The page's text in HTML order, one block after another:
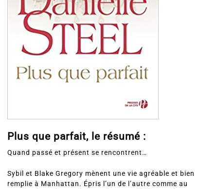
Plus que parfait, le résumé :
Quand passé et présent se rencontrent…
Sybil et Blake Gregory mènent une vie agréable et bien
remplie à Manhattan. Épris l’un de l’autre comme au